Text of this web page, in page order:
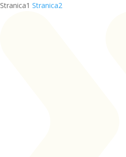
Stranica1 Stranica2